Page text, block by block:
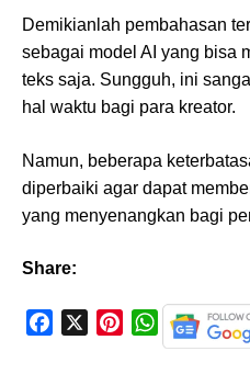
Demikianlah pembahasan
sebagai model AI yang bisa
teks saja. Sungguh, ini
hal waktu bagi para kreator.
Namun, beberapa
diperbaiki agar dapat
yang menyenangkan bagi
Share:
W
h